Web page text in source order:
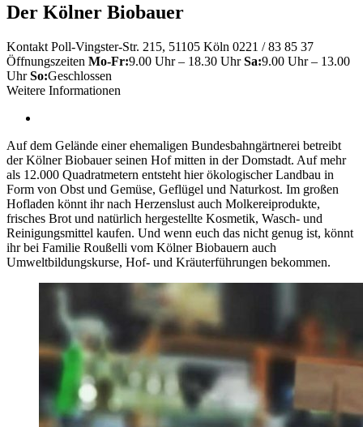
Der Kölner Biobauer
Kontakt Poll-Vingster-Str. 215, 51105 Köln 0221 / 83 85 37
Öffnungszeiten Mo-Fr:9.00 Uhr – 18.30 Uhr Sa:9.00 Uhr – 13.00
Uhr So:Geschlossen
Weitere Informationen
Auf dem Gelände einer ehemaligen Bundesbahngärtnerei betreibt
der Kölner Biobauer seinen Hof mitten in der Domstadt. Auf mehr
als 12.000 Quadratmetern entsteht hier ökologischer Landbau in
Form von Obst und Gemüse, Geflügel und Naturkost. Im großen
Hofladen könnt ihr nach Herzenslust auch Molkereiprodukte,
frisches Brot und natürlich hergestellte Kosmetik, Wasch- und
Reinigungsmittel kaufen. Und wenn euch das nicht genug ist, könnt
ihr bei Familie Roußelli vom Kölner Biobauern auch
Umweltbildungskurse, Hof- und Kräuterführungen bekommen.